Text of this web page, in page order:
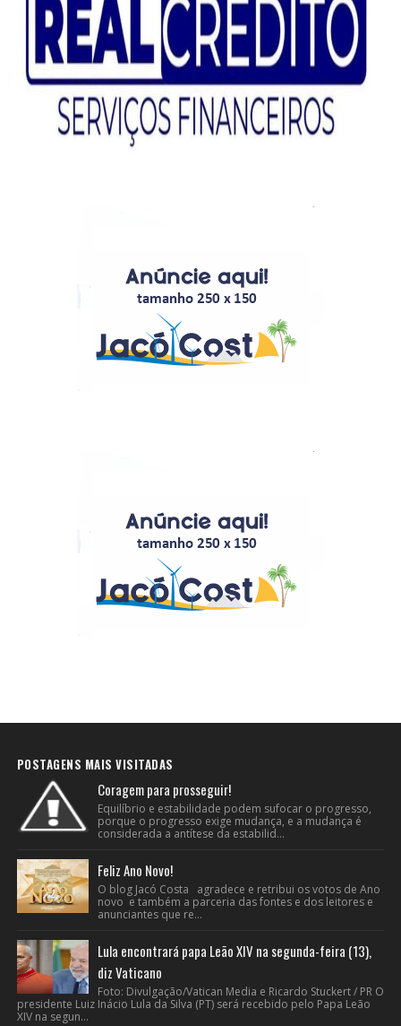
POSTAGENS MAIS VISITADAS
Coragem para prosseguir!
Equilíbrio e estabilidade podem sufocar o progresso,
porque o progresso exige mudança, e a mudança é
considerada a antítese da estabilid...
Feliz Ano Novo!
O blog Jacó Costa agradece e retribui os votos de Ano
novo e também a parceria das fontes e dos leitores e
anunciantes que re...
Lula encontrará papa Leão XIV na segunda-feira (13),
diz Vaticano
Foto: Divulgação/Vatican Media e Ricardo Stuckert / PR O
presidente Luiz Inácio Lula da Silva (PT) será recebido pelo Papa Leão
XIV na segun...